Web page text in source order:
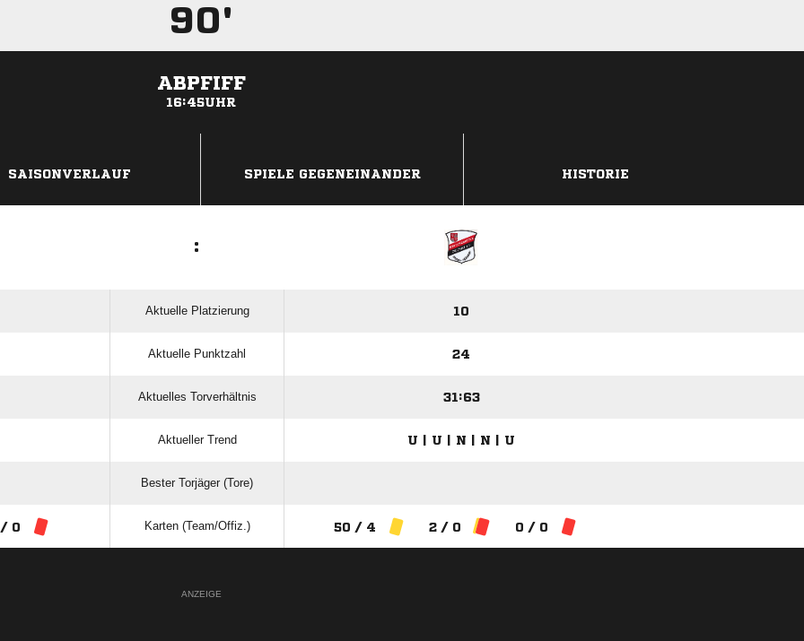
90'
ABPFIFF
16:45UHR
SAISONVERLAUF SPIELE GEGENEINANDER HISTORIE
:
Aktuelle Platzierung 10
Aktuelle Punktzahl 24
Aktuelles Torverhältnis 31:63
Aktueller Trend U | U | N | N | U
Bester Torjäger (Tore)
0 Karten (Team/Offiz.) 50 / 4 2 / 0 0 / 0
ANZEIGE